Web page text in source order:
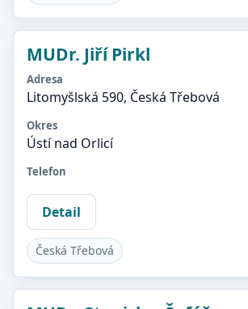
MUDr. Jiří Pirkl
Adresa
Litomyšlská 590, Česká Třebová
Okres
Ústí nad Orlicí
Telefon
Detail
Česká Třebová